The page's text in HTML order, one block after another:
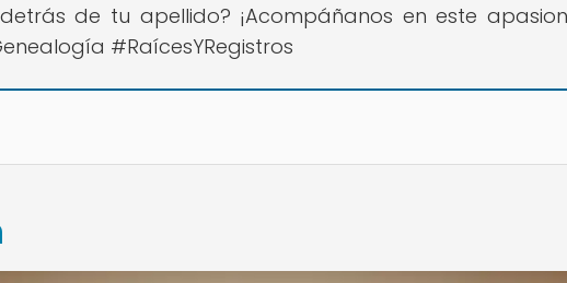
de tu apellido? ¡Acompáñanos en este
#RaícesYRegistros